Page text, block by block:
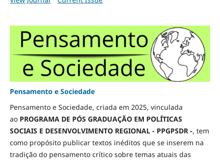
Pensamento e Sociedade
Pensamento e Sociedade, criada em 2025, vinculada
ao PROGRAMA DE PÓS GRADUAÇÃO EM POLÍTICAS
SOCIAIS E DESENVOLVIMENTO REGIONAL - PPGPSDR -, tem
como propósito publicar textos inéditos que se inserem na
tradição do pensamento crítico sobre temas atuais das